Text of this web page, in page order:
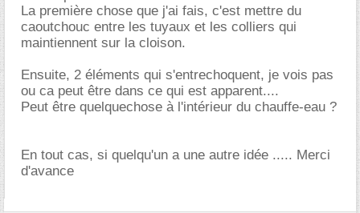
La première chose que j'ai fais, c'est mettre du
caoutchouc entre les tuyaux et les colliers qui
maintiennent sur la cloison.
Ensuite, 2 éléments qui s'entrechoquent, je vois pas
ou ca peut être dans ce qui est apparent....
Peut être quelquechose à l'intérieur du chauffe-eau ?
En tout cas, si quelqu'un a une autre idée ..... Merci
d'avance